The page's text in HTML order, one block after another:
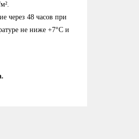
через 48 часов при
не ниже +7°С и